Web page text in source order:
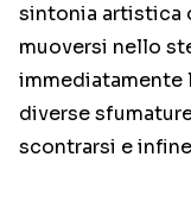
sintonia artistica
muoversi nello
immediatamente
diverse
scontrarsi e